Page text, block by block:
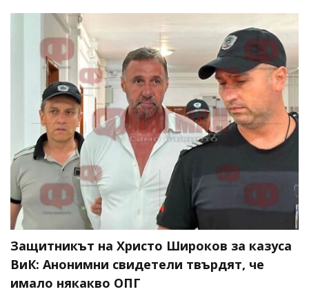
Защитникът на Христо Широков за казуса
ВиК: Анонимни свидетели твърдят, че
имало някакво ОПГ